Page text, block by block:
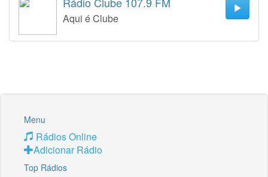
Aqui é Clube
Menu
Rádios Online
Adicionar Rádio
Top Rádios